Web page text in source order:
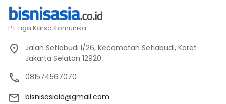
PT Tiga Karsa Komunika.
Jalan Setiabudi I/26, Kecamatan Setiabudi, Karet
Jakarta Selatan 12920
081574567070
bisnisasiaid@gmail.com